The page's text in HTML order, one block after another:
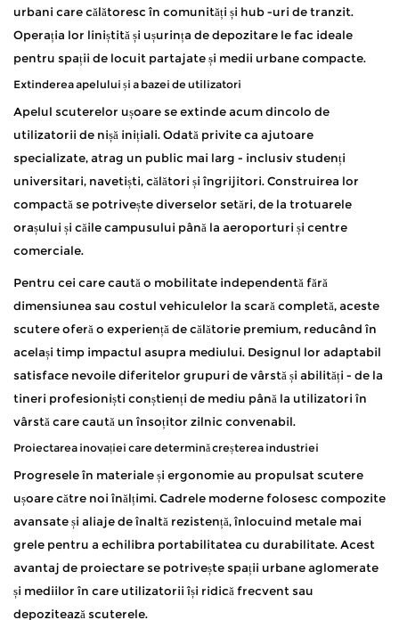
urbani care călătoresc în comunități și hub -uri de tranzit.
Operația lor liniștită și ușurința de depozitare le fac ideale
pentru spații de locuit partajate și medii urbane compacte.
Extinderea apelului și a bazei de utilizatori
Apelul scuterelor ușoare se extinde acum dincolo de
utilizatorii de nișă inițiali. Odată privite ca ajutoare
specializate, atrag un public mai larg - inclusiv studenți
universitari, navetiști, călători și îngrijitori. Construirea lor
compactă se potrivește diverselor setări, de la trotuarele
orașului și căile campusului până la aeroporturi și centre
comerciale.
Pentru cei care caută o mobilitate independentă fără
dimensiunea sau costul vehiculelor la scară completă, aceste
scutere oferă o experiență de călătorie premium, reducând în
același timp impactul asupra mediului. Designul lor adaptabil
satisface nevoile diferitelor grupuri de vârstă și abilități - de la
tineri profesioniști conștienți de mediu până la utilizatori în
vârstă care caută un însoțitor zilnic convenabil.
Proiectarea inovației care determină creșterea industriei
Progresele în materiale și ergonomie au propulsat scutere
ușoare către noi înălțimi. Cadrele moderne folosesc compozite
avansate și aliaje de înaltă rezistență, înlocuind metale mai
grele pentru a echilibra portabilitatea cu durabilitate. Acest
avantaj de proiectare se potrivește spații urbane aglomerate
și mediilor în care utilizatorii își ridică frecvent sau
depozitează scuterele.